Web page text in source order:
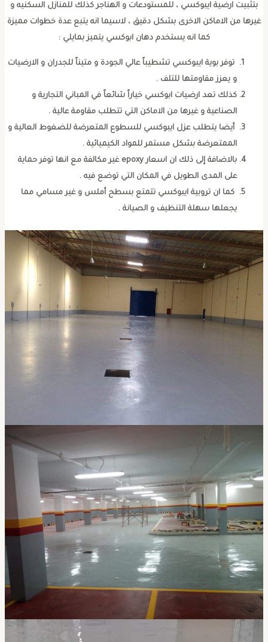
بتثبيت ارضية ايبوكسي ، للمستودعات و الهناجر كذلك للمنازل السكنيه و
غيرها من الاماكن الاخرى بشكل دقيق ، لاسيما انه يتبع عدة خطوات مميزة
كما انه يستخدم دهان ابوكسي يتميز بمايلي :
توفر بوية ايبوكسي تشطيباً عالي الجودة و متيناً للجدران و الارضيات
و يعزز مقاومتها للتلف .
كذلك تعد ارضيات ابوكسي خياراً شائعاً في المباني التجارية و
الصناعية و غيرها من الاماكن التي تتطلب مقاومة عالية .
أيضا يتطلب عزل ايبوكسي للسطوع المتعرضة للضغوط العالية و
الممتعرضة بشكل مستمر للمواد الكيميائية .
بالاضافة إلى ذلك ان اسعار epoxy غير مكالفة مع انها توفر حماية
على المدى الطويل في المكان التي توضع فيه .
كما ان تروبية ايبوكسي تتمتع بسطح أملس و غير مسامي مما
يجعلها سهلة التنظيف و الصيانة .